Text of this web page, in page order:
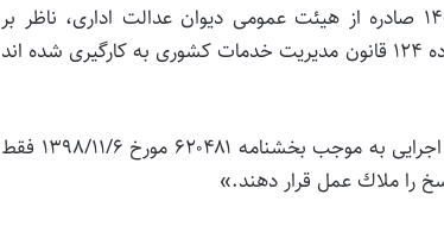
«مفاد رأی وحدت رویه به شماره ۱۴۰۱۰۹۹۷۰۹۰۵۸۱۰۰۰۴ مورخ ۱۴۰۰/۱۲/۱۷ صادره از هیئت عمومی دیوان عدالت اداری، ناظر بر
افرادی است كه در چهارچوب حكم مقرر در ماده ۴ استخدام كشوری و ماده ۱۲۴ قانون مدیریت خدمات كشوری به كارگیری شده اند
شایان ذكر است نظر مشورتی این سازمان در قبال استعلام دستگاه های اجرایی به موجب بخشنامه ۶۲۰۴۸۱ مورخ ۱۳۹۸/۱۱/۶ فقط
را ملاك عمل قرار دهند.»